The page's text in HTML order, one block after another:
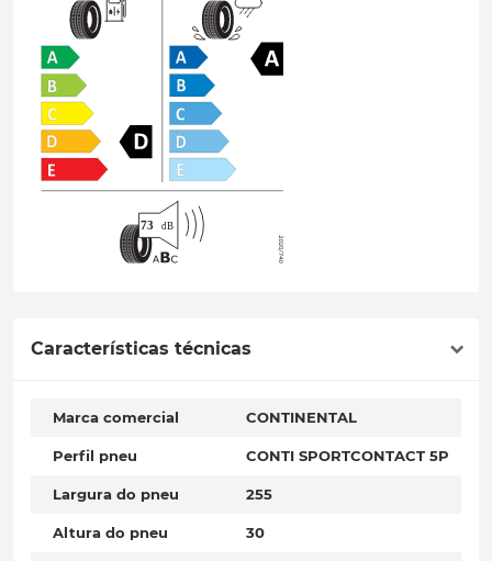
Características técnicas
Marca comercial CONTINENTAL
Perfil pneu CONTI SPORTCONTACT 5P
Largura do pneu 255
Altura do pneu 30